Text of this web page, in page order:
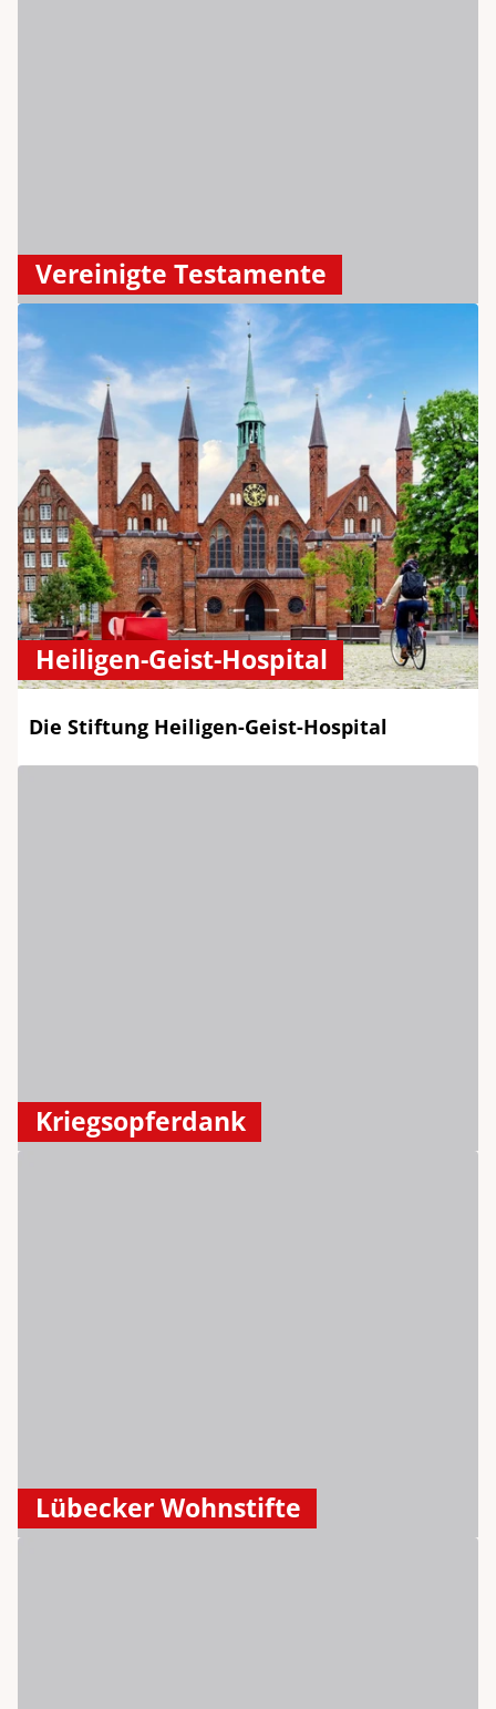
Vereinigte Testamente
Heiligen-Geist-Hospital
Die Stiftung Heiligen-Geist-Hospital
Kriegsopferdank
Lübecker Wohnstifte